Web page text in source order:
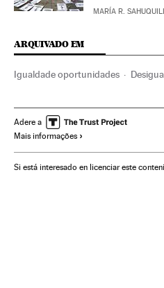
MARÍA R.
ARQUIVADO EM
Igualdade oportunidades
Cientistas Mulheres Sociedade
Adere a
Mais informações
Si está interesado en licenciar este